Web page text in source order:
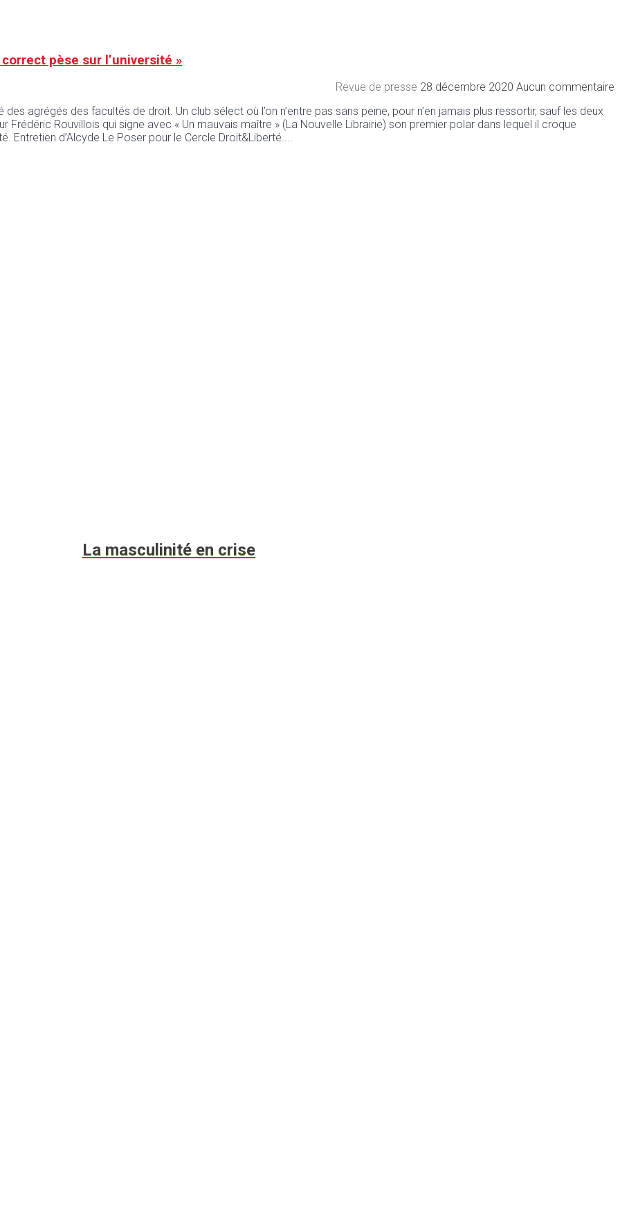
pèse sur l’université »
Revue de presse 28 décembre 2020 Aucun commentaire
agrégés des facultés de droit. Un club sélect où l’on n’entre pas sans peine, pour n’en jamais plus ressortir, sauf les deux
Rouvillois qui signe avec « Un mauvais maître » (La Nouvelle Librairie) son premier polar dans lequel il croque
Entretien d’Alcyde Le Poser pour le Cercle Droit&Liberté.
La masculinité en crise